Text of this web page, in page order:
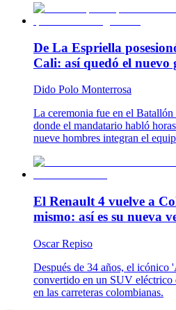
De La Espriella
Cali: así quedó el nuevo
Dido Polo Monterrosa
La ceremonia fue en el
donde el mandatario habló
nueve hombres integran el
El Renault 4 vuelve a
mismo: así es su nueva
Oscar Repiso
Después de 34 años, el icónico
convertido en un SUV eléctrico
en las carreteras colombianas.